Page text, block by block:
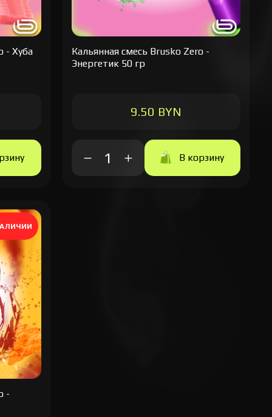
- Хуба
Кальянная cмесь Brusko Zero -
Энергетик 50 гр
9.50 BYN
В корзину
-